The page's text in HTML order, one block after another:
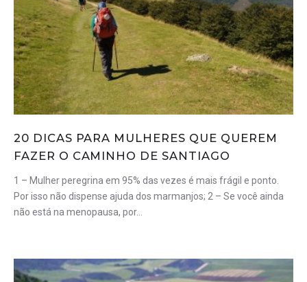
20 DICAS PARA MULHERES QUE QUEREM
FAZER O CAMINHO DE SANTIAGO
1 – Mulher peregrina em 95% das vezes é mais frágil e ponto.
Por isso não dispense ajuda dos marmanjos; 2 – Se você ainda
não está na menopausa, por…